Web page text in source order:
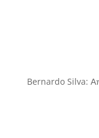
Bernardo Silva: